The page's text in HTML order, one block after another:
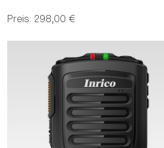
Preis: 298,00 €